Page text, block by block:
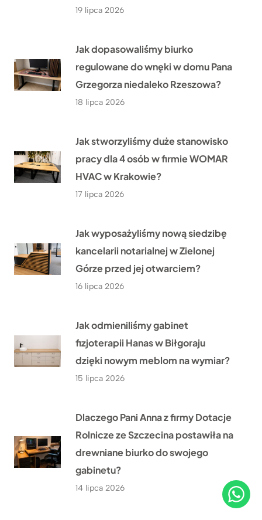
19 lipca 2026
Jak dopasowaliśmy biurko
regulowane do wnęki w domu Pana
Grzegorza niedaleko Rzeszowa?
18 lipca 2026
Jak stworzyliśmy duże stanowisko
pracy dla 4 osób w firmie WOMAR
HVAC w Krakowie?
17 lipca 2026
Jak wyposażyliśmy nową siedzibę
kancelarii notarialnej w Zielonej
Górze przed jej otwarciem?
16 lipca 2026
Jak odmieniliśmy gabinet
fizjoterapii Hanas w Biłgoraju
dzięki nowym meblom na wymiar?
15 lipca 2026
Dlaczego Pani Anna z firmy Dotacje
Rolnicze ze Szczecina postawiła na
drewniane biurko do swojego
gabinetu?
14 lipca 2026